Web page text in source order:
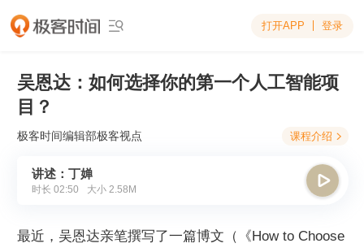
 打开APP 登录
吴恩达：如何选择你的第一个人工智能项
目？
极客时间编辑部极客视点 课程介绍 
讲述：丁婵
时长 02:50 大小 2.58M

最近，吴恩达亲笔撰写了一篇博文（《How to Choose